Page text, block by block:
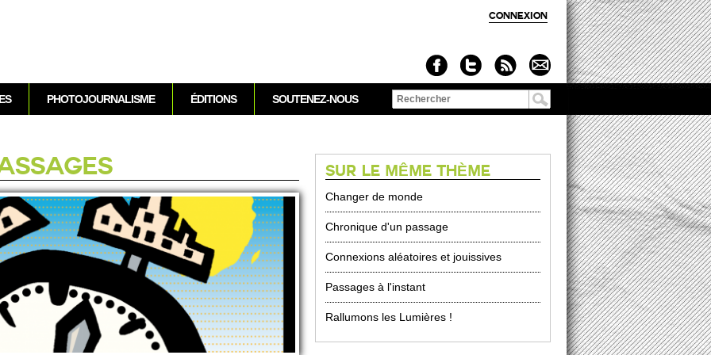
CONNEXION
PHOTOJOURNALISME ÉDITIONS SOUTENEZ-NOUS
Formulaire de
SUR LE MÊME THÈME
Changer de monde
Chronique d'un passage
Connexions aléatoires et jouissives
Passages à l'instant
Rallumons les Lumières !